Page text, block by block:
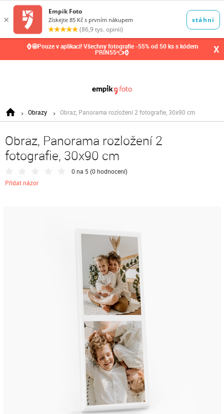
⌚🤩Pouze v aplikaci! Všechny fotografie -55% od 50 ks s kódem
PRIN55👈⌚ X
Obrazy Obraz, Panorama rozložení 2 fotografie, 30x90 cm
Obraz, Panorama rozložení 2
fotografie, 30x90 cm
0 na 5 (0 hodnocení)
Přidat názor